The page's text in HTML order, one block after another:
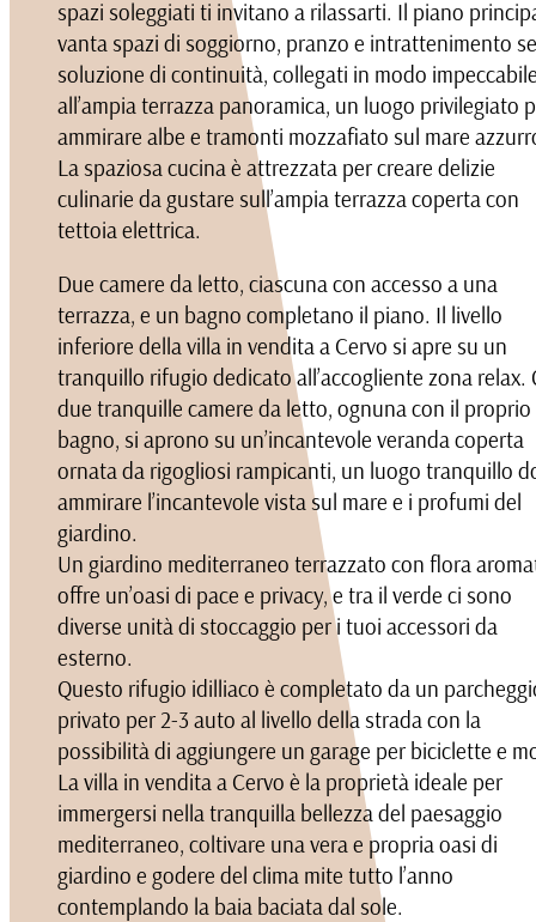
spazi soleggiati ti invitano a rilassarti. Il piano
vanta spazi di soggiorno, pranzo e intrattenimento
soluzione di continuità, collegati in modo
all’ampia terrazza panoramica, un luogo privilegiato
ammirare albe e tramonti mozzafiato sul mare
La spaziosa cucina è attrezzata per creare delizie
culinarie da gustare sull’ampia terrazza coperta con
tettoia elettrica.
Due camere da letto, ciascuna con accesso a una
terrazza, e un bagno completano il piano. Il livello
inferiore della villa in vendita a Cervo si apre su un
tranquillo rifugio dedicato all’accogliente zona relax.
due tranquille camere da letto, ognuna con il proprio
bagno, si aprono su un’incantevole veranda coperta
ornata da rigogliosi rampicanti, un luogo tranquillo
ammirare l’incantevole vista sul mare e i profumi del
giardino.
Un giardino mediterraneo terrazzato con flora
offre un’oasi di pace e privacy, e tra il verde ci sono
diverse unità di stoccaggio per i tuoi accessori da
esterno.
Questo rifugio idilliaco è completato da un
privato per 2-3 auto al livello della strada con la
possibilità di aggiungere un garage per biciclette e
La villa in vendita a Cervo è la proprietà ideale per
immergersi nella tranquilla bellezza del paesaggio
mediterraneo, coltivare una vera e propria oasi di
giardino e godere del clima mite tutto l’anno
contemplando la baia baciata dal sole.